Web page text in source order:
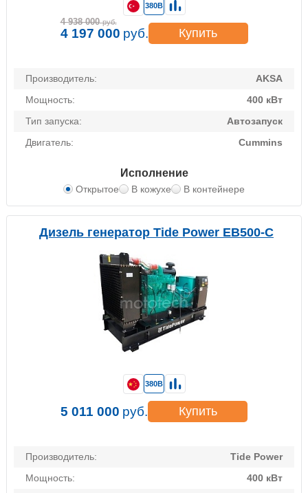
Производитель:
AKSA
Мощность:
400 кВт
Тип запуска:
Автозапуск
Двигатель:
Cummins
Исполнение
Открытое В кожухе В контейнере
380В
4 938 000 руб.
4 197 000 руб. Купить
Дизель генератор Tide Power EB500-C
Производитель:
Tide Power
Мощность:
400 кВт
380В
5 011 000 руб. Купить